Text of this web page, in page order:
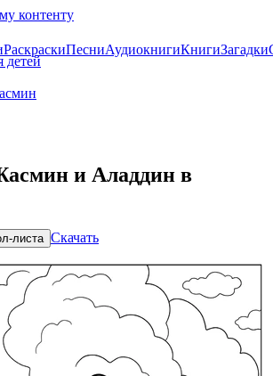
контенту
РаскраскиПесниАудиокнигиКнигиЗагадки
детей
и Аладдин в
листа Скачать